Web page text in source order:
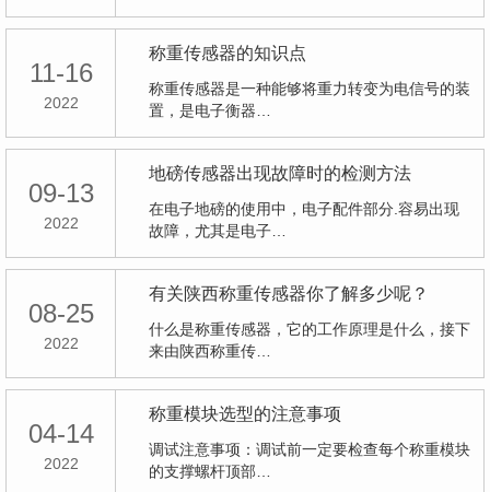
11-16
2022
称重传感器的知识点
称重传感器是一种能够将重力转变为电信号的装
置，是电子衡器…
09-13
2022
地磅传感器出现故障时的检测方法
在电子地磅的使用中，电子配件部分.容易出现
故障，尤其是电子…
08-25
2022
有关陕西称重传感器你了解多少呢？
什么是称重传感器，它的工作原理是什么，接下
来由陕西称重传…
04-14
2022
称重模块选型的注意事项
调试注意事项：调试前一定要检查每个称重模块
的支撑螺杆顶部…